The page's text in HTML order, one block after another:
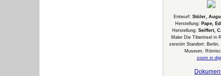
Entwurf: Stüler,
Herstellung: Pape,
Herstellung: Seiffert,
Maler Die Tiberinsel in
zerstört Standort: Berlin,
Museum,
zoom in